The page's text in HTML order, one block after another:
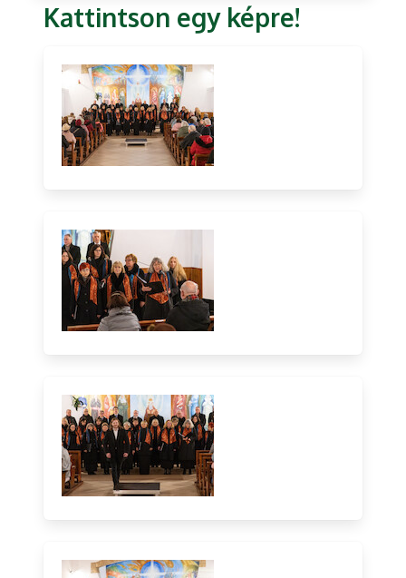
Kattintson egy képre!